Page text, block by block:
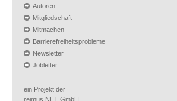
Autoren
Mitgliedschaft
Mitmachen
Barrierefreiheitsprobleme
Newsletter
Jobletter
ein Projekt der
reimus.NET GmbH